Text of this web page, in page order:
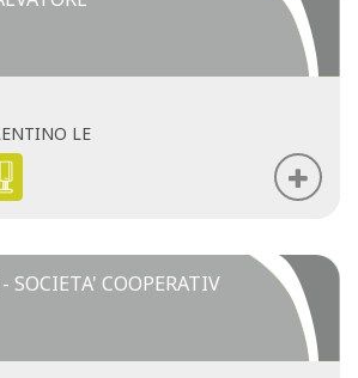
LE
SOCIETA' COOPERATIV